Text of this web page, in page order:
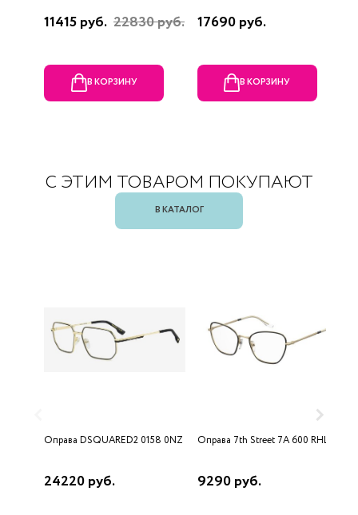
11415 руб. 22830 руб.
В КОРЗИНУ
17690 руб.
В КОРЗИНУ
С ЭТИМ ТОВАРОМ ПОКУПАЮТ
В КАТАЛОГ
Оправа DSQUARED2 0158 0NZ
24220 руб.
Оправа 7th Street 7A 600 RHL
9290 руб.